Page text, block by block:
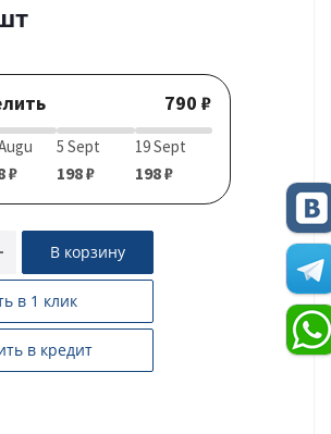
790 ₽
₽
5 Sept
198 ₽
19 Sept
198 ₽
В корзину
в 1 клик
в кредит